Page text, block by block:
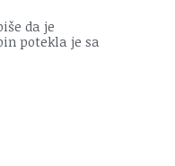
da je
potekla je sa